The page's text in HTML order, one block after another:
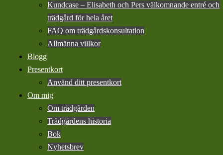
Kundcase – Elisabeth och Pers välkomnande entré och
trädgård för hela året
FAQ om trädgårdskonsultation
Allmänna villkor
Blogg
Presentkort
Använd ditt presentkort
Om mig
Om trädgården
Trädgårdens historia
Bok
Nyhetsbrev